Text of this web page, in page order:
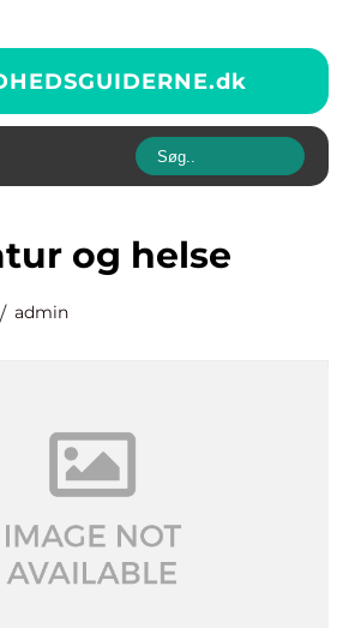
dk
og helse
admin